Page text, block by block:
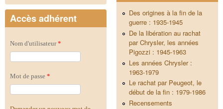
Accès adhérent
Nom d'utilisateur*
Mot de passe *
Des origines à la fin de la
guerre : 1935-1945
De la libération au rachat
par Chrysler, les années
Pigozzi : 1945-1963
Les années Chrysler :
1963-1979
Le rachat par Peugeot, le
début de la fin : 1979-1986
Recensements